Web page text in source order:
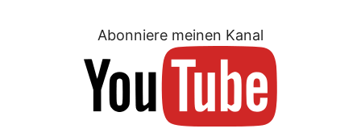
Abonniere meinen Kanal